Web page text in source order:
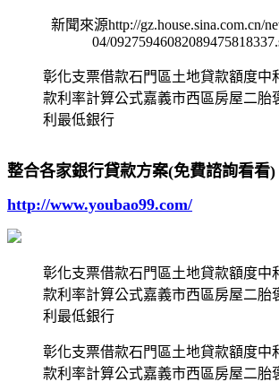
新聞來源http://gz.house.sina.com.cn/
04/
彰化支票借款石門區土地貸款額度中
款利率計算公式嘉義市西區房屋二胎
利最低銀行
整合各家銀行貸款方案(免費諮詢看看)
http://www.youbao99.com/
彰化支票借款石門區土地貸款額度中
款利率計算公式嘉義市西區房屋二胎
利最低銀行
彰化支票借款石門區土地貸款額度中
款利率計算公式嘉義市西區房屋二胎